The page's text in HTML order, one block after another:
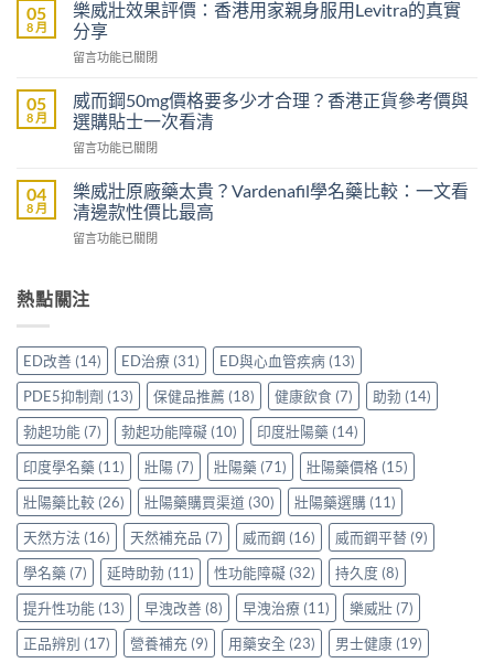
好？
一
文
比
Sidegra、
VI[DK]
保
紅
鑽〉
中
度
雙
效
片
裡
買
先
安
香
港
家
分
貨
渠
道
與
選
購
指
南〉
中
05
8 月
樂威壯效果評價：香港用家親身服用Levitra的真實
分享
在
威
壯
效
果
價：
香
港
用
身
Levitra
的
真
實
分
享〉
中
留言功能已關閉
05
8 月
威而鋼50mg價格要多少才合理？香港正貨參考價與
選購貼士一次看清
在
而
鋼
50mg
價
多
合
理？
香
港
正
貨
參
考
價
與
選
購
貼
士
一
次
看
留言功能已關閉
04
8 月
樂威壯原廠藥太貴？Vardenafil學名藥比較：一文看
清邊款性價比最高
在
壯
原
藥
太
貴？
Vardenafil
學
名
藥
比
較：
一
文
看
清
邊
款
性
價
留言功能已關閉
熱點關注
ED改善 (14) ED治療 (31) ED與心血管疾病 (13)
PDE5抑制劑 (13) 保健品推薦 (18) 健康飲食 (7) 助勃 (14)
勃起功能 (7) 勃起功能障礙 (10) 印度壯陽藥 (14)
印度學名藥 (11) 壯陽 (7) 壯陽藥 (71) 壯陽藥價格 (15)
壯陽藥比較 (26) 壯陽藥購買渠道 (30) 壯陽藥選購 (11)
天然方法 (16) 天然補充品 (7) 威而鋼 (16) 威而鋼平替 (9)
學名藥 (7) 延時助勃 (11) 性功能障礙 (32) 持久度 (8)
提升性功能 (13) 早洩改善 (8) 早洩治療 (11) 樂威壯 (7)
正品辨別 (17) 營養補充 (9) 用藥安全 (23) 男士健康 (19)